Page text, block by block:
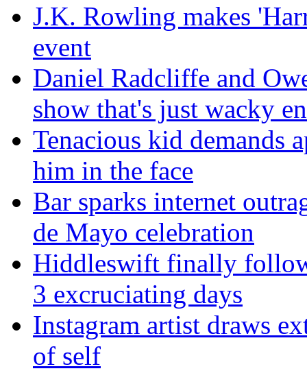
J.K. Rowling makes
event
Daniel Radcliffe and
show that's just wacky
Tenacious kid demands
him in the face
Bar sparks internet
de Mayo celebration
Hiddleswift finally
3 excruciating days
Instagram artist draws
of self